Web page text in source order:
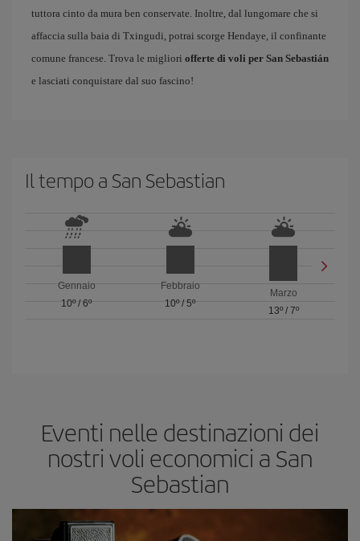
tuttora cinto da mura ben conservate. Inoltre, dal lungomare che si
affaccia sulla baia di Txingudi, potrai scorge Hendaye, il confinante
comune francese. Trova le migliori offerte di voli per San Sebastián
e lasciati conquistare dal suo fascino!
Il tempo a San Sebastian
Gennaio
10º/6º
Febbraio
10º/ 5º
Marzo
13º/ 7º
Eventi nelle destinazioni dei
nostri voli economici a San
Sebastian